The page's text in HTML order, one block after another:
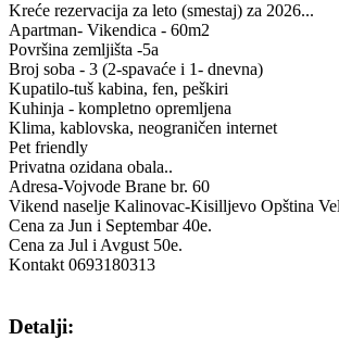
Kreće rezervacija za leto (smestaj) za 2026...
Apartman- Vikendica - 60m2
Površina zemljišta -5a
Broj soba - 3 (2-spavaće i 1- dnevna)
Kupatilo-tuš kabina, fen, peškiri
Kuhinja - kompletno opremljena
Klima, kablovska, neograničen internet
Pet friendly
Privatna ozidana obala..
Adresa-Vojvode Brane br. 60
Vikend naselje Kalinovac-Kisilljevo Opština
Cena za Jun i Septembar 40e.
Cena za Jul i Avgust 50e.
Kontakt 0693180313
Detalji: